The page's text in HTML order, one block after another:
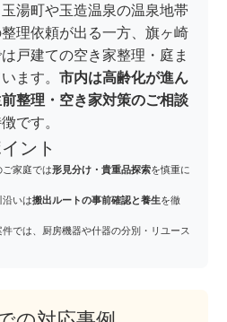
湯町や玉造温泉の温泉地帯
理依頼が出る一方、旗ヶ崎
戸建ての空き家整理・庭ま
ます。 市内は高齢化が進ん
整理・空き家対策のご相談
です。
ント
家庭では形見分け・貴重品探索を慎重に
いは搬出ルートの事前確認と養生を徹
では、厨房機器や什器の分別・リユース